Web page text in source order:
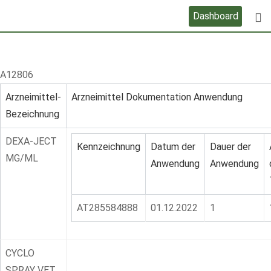
Dashboard
A12806
Arzneimittel-
Bezeichnung
Arzneimittel Dokumentation Anwendung
DEXA-JECT
MG/ML
Kennzeichnung
Datum der
Anwendung
Dauer der
Anwendung
AT285584888 01.12.2022 1
CYCLO